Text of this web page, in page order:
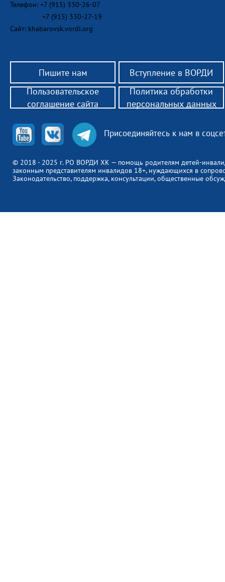
Телефон: +7 (915) 330-26-07
+7 (915) 330-27-19
Сайт: khabarovsk.vordi.org
Пишите нам Вступление в ВОРДИ
© 2018 - 2025 г. РО ВОРДИ ХК — помощь родителям детей-
законным представителям инвалидов 18+, нуждающихся в
Законодательство, поддержка, консультации, общественные
Присоединяйтесь к нам в
Пользовательское
соглашение сайта
Политика обработки
персональных данных